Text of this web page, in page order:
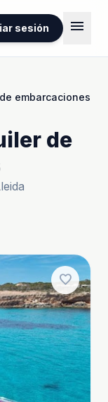
sesión menu
embarcaciones
de
favorite